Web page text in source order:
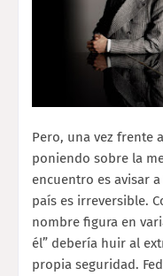
Pero, una vez frente
poniendo sobre la
encuentro es avisar
país es irreversible.
nombre figura en
él” debería huir al
propia seguridad.